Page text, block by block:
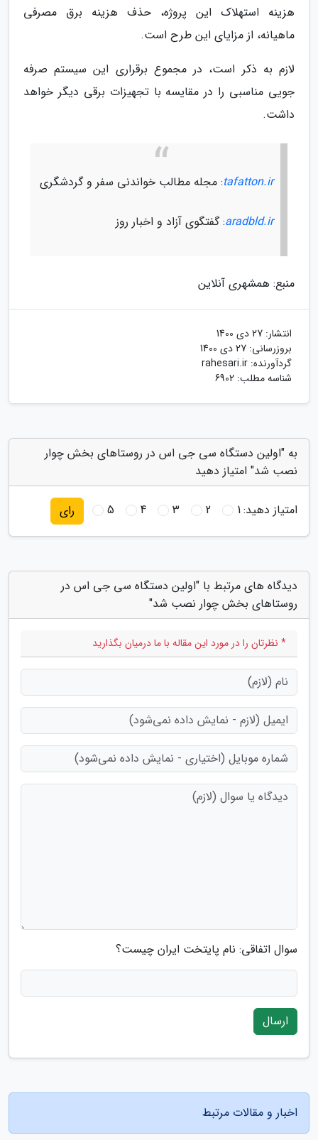
هزینه استهلاک این پروژه، حذف هزینه برق مصرفی
ماهیانه، از مزایای این طرح است.
لازم به ذکر است، در مجموع برقراری این سیستم صرفه
جویی مناسبی را در مقایسه با تجهیزات برقی دیگر خواهد
داشت.
tafatton.ir: مجله مطالب خواندنی سفر و گردشگری
aradbld.ir: گفتگوی آزاد و اخبار روز
منبع: همشهری آنلاین
انتشار: 27 دی 1400
بروزرسانی: 27 دی 1400
گردآورنده: rahesari.ir
شناسه مطلب: 6902
به "اولین دستگاه سی جی اس در روستاهای بخش چوار
نصب شد" امتیاز دهید
امتیاز دهید:1
2
3
4
5 رای
دیدگاه های مرتبط با "اولین دستگاه سی جی اس در
روستاهای بخش چوار نصب شد"
* نظرتان را در مورد این مقاله با ما درمیان بگذارید
سوال اتفاقی: نام پایتخت ایران چیست؟
ارسال
اخبار و مقالات مرتبط